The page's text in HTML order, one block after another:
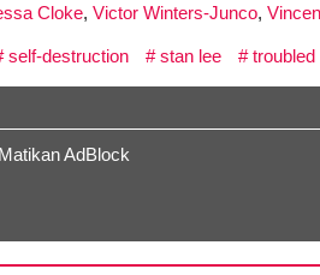
Cloke, Victor Winters-Junco,
self-destruction stan lee troubled
AdBlock